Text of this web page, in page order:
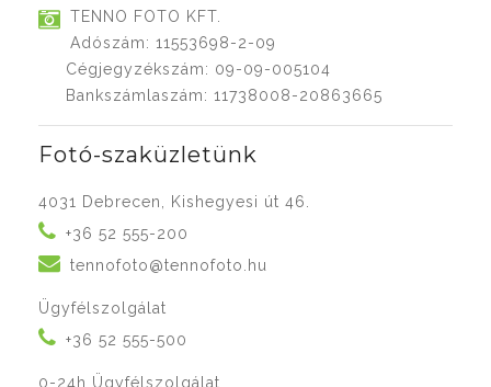
TENNO FOTO KFT.
Adószám: 11553698-2-09
Cégjegyzékszám: 09-09-005104
Bankszámlaszám: 11738008-20863665
Fotó-szaküzletünk
4031 Debrecen, Kishegyesi út 46.
+36 52 555-200
tennofoto@tennofoto.hu
Ügyfélszolgálat
+36 52 555-500
0-24h Ügyfélszolgálat